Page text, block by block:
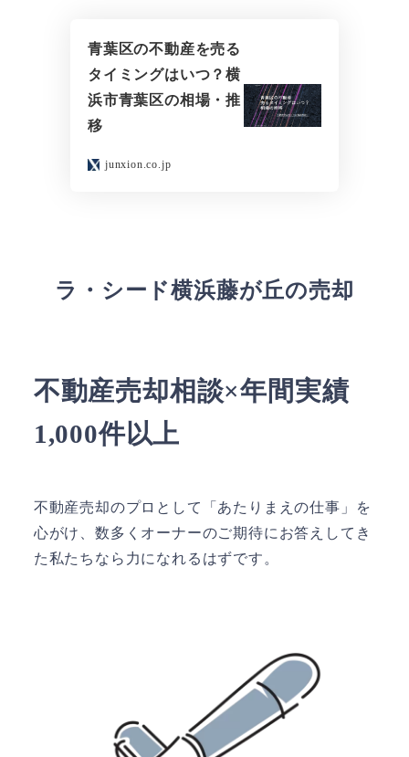
青葉区の不動産を売る
タイミングはいつ？横
浜市青葉区の相場・推
移
junxion.co.jp
ラ・シード横浜藤が丘の売却
不動産売却相談×年間実績
1,000件以上
不動産売却のプロとして「あたりまえの仕事」を
心がけ、数多くオーナーのご期待にお答えしてき
た私たちなら力になれるはずです。